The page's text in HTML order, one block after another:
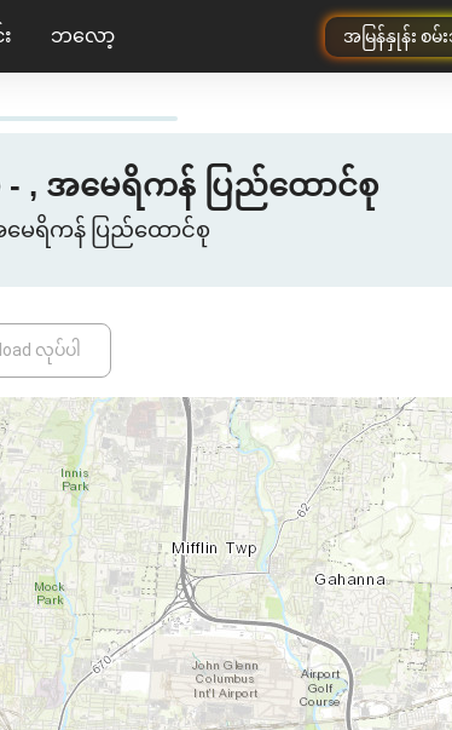
အမြန်နှုန်း စမ်
ဘလော့
ပုံ - , အမေရိကန် ပြည်ထောင်စု
ေရိကန် ပြည်ထောင်စု
လုပ်ပါ